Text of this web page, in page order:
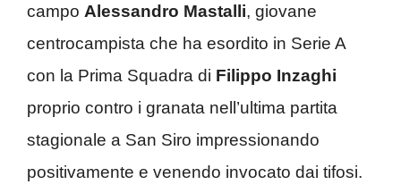
campo Alessandro Mastalli, giovane
centrocampista che ha esordito in Serie A
con la Prima Squadra di Filippo Inzaghi
proprio contro i granata nell’ultima partita
stagionale a San Siro impressionando
positivamente e venendo invocato dai tifosi.